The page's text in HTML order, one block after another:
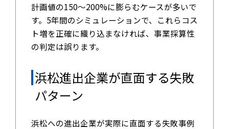
計画値の150〜200%に膨らむケースが多いで
す。5年間のシミュレーションで、これらコス
ト増を正確に織り込まなければ、事業採算性
の判定は誤ります。
浜松進出企業が直面する失敗
パターン
浜松への進出企業が実際に直面する失敗事例